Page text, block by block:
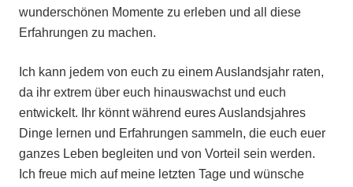
wunderschönen Momente zu erleben und all diese
Erfahrungen zu machen.
Ich kann jedem von euch zu einem Auslandsjahr raten,
da ihr extrem über euch hinauswachst und euch
entwickelt. Ihr könnt während eures Auslandsjahres
Dinge lernen und Erfahrungen sammeln, die euch euer
ganzes Leben begleiten und von Vorteil sein werden.
Ich freue mich auf meine letzten Tage und wünsche